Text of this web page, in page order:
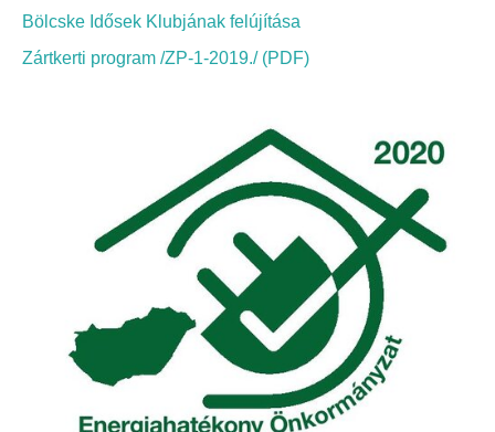
Bölcske Idősek Klubjának felújítása
Zártkerti program /ZP-1-2019./ (PDF)